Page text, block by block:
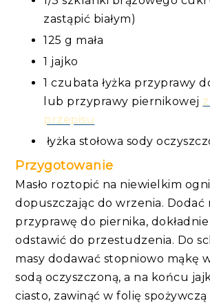
zastąpić białym)
125 g mała
1 jajko
1 czubata łyżka przyprawy
lub przyprawy piernikowej
przepisu
łyżka stołowa sody
Przygotowanie
Masło roztopić na niewielkim
dopuszczając do wrzenia. Dodać
przyprawę do piernika,
odstawić do przestudzenia. Do
masy dodawać stopniowo mąkę
sodą oczyszczoną, a na końcu
ciasto, zawinąć w folię spożywczą